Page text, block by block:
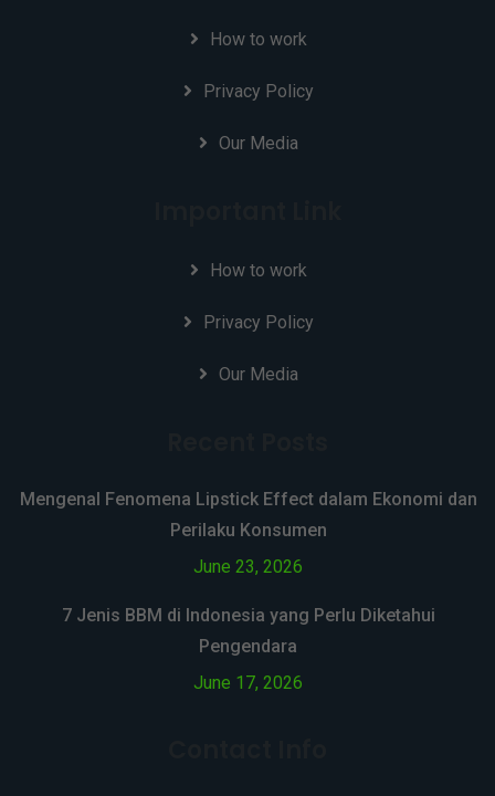
How to work
Privacy Policy
Our Media
How to work
Privacy Policy
Our Media
Mengenal Fenomena Lipstick Effect dalam Ekonomi dan
Perilaku Konsumen
June 23, 2026
7 Jenis BBM di Indonesia yang Perlu Diketahui
Pengendara
June 17, 2026